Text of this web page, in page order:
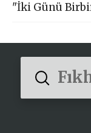
"İki Günü
Search